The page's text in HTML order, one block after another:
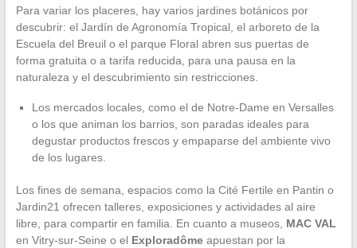
Para variar los placeres, hay varios jardines botánicos por
descubrir: el Jardín de Agronomía Tropical, el arboreto de la
Escuela del Breuil o el parque Floral abren sus puertas de
forma gratuita o a tarifa reducida, para una pausa en la
naturaleza y el descubrimiento sin restricciones.
Los mercados locales, como el de Notre-Dame en Versalles
o los que animan los barrios, son paradas ideales para
degustar productos frescos y empaparse del ambiente vivo
de los lugares.
Los fines de semana, espacios como la Cité Fertile en Pantin o
Jardin21 ofrecen talleres, exposiciones y actividades al aire
libre, para compartir en familia. En cuanto a museos, MAC VAL
en Vitry-sur-Seine o el Exploradômeapuestan por la